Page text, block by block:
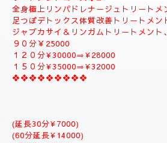
す。
９０分￥20000
１２０分¥25000⇒おすすめ致します。
１５０分¥28000⇒よむぎ蒸しサービス致
１８０分￥34000⇒ラグジュアリーにゆ
します。
是非おすすめ致します全て入って居るコ